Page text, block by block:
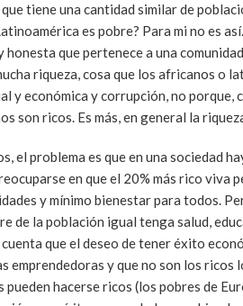
tiene una cantidad similar de
es pobre? Para mi no es
que pertenece a una
riqueza, cosa que los africanos o
y económica y corrupción, no porque,
son ricos. Es más, en general la
el problema es que en una sociedad
en que el 20% más rico viva
y mínimo bienestar para todos.
de la población igual tenga salud,
que el deseo de tener éxito
emprendedoras y que no son los ricos
hacerse ricos (los pobres de